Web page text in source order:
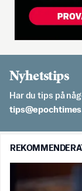
Nyhetstips
Har du tips på